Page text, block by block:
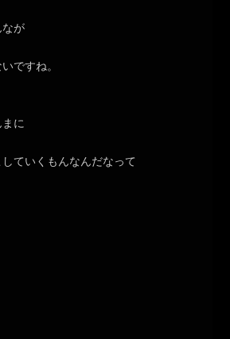
なが
ですね。
に
ていくもんなんだなって